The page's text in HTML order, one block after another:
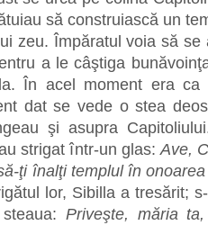
să construiască un
zeu. Împăratul voia să
a le câştiga
În acel moment era ca
dat se vede o stea
şi asupra
strigat într-un glas:Ave,
ţi înalţi templul în
lor, Sibilla a tresărit;
Priveşte, măria